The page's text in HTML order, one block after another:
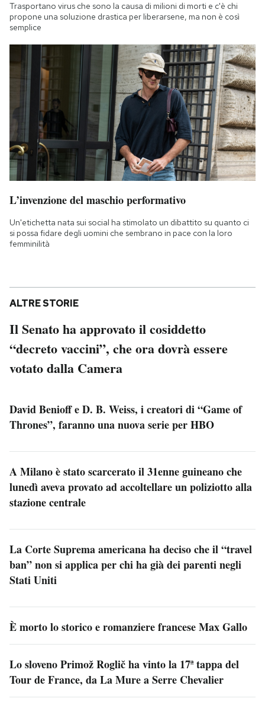
Trasportano virus che sono la causa di milioni di morti e c'è chi
propone una soluzione drastica per liberarsene, ma non è così
semplice
L’invenzione del maschio performativo
Un'etichetta nata sui social ha stimolato un dibattito su quanto ci
si possa fidare degli uomini che sembrano in pace con la loro
femminilità
ALTRE STORIE
Il Senato ha approvato il cosiddetto
“decreto vaccini”, che ora dovrà essere
votato dalla Camera
David Benioff e D. B. Weiss, i creatori di “Game of
Thrones”, faranno una nuova serie per HBO
A Milano è stato scarcerato il 31enne guineano che
lunedì aveva provato ad accoltellare un poliziotto alla
stazione centrale
La Corte Suprema americana ha deciso che il “travel
ban” non si applica per chi ha già dei parenti negli
Stati Uniti
È morto lo storico e romanziere francese Max Gallo
Lo sloveno Primož Roglič ha vinto la 17ª tappa del
Tour de France, da La Mure a Serre Chevalier